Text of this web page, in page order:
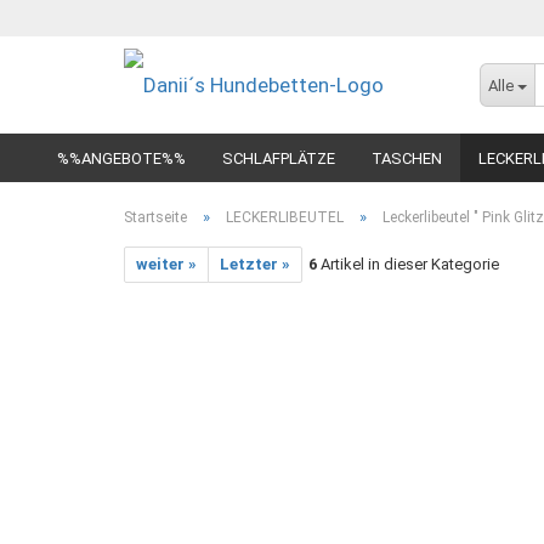
Alle
%%ANGEBOTE%% SCHLAFPLÄTZE TASCHEN
Startseite » LECKERLIBEUTEL » Leckerlibeutel " Pink
weiter » Letzter » 6 Artikel in dieser Kategorie